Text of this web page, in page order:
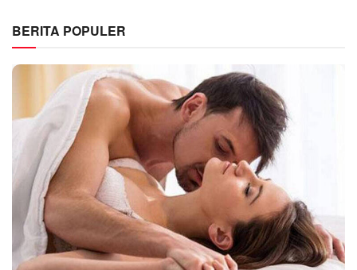
BERITA POPULER